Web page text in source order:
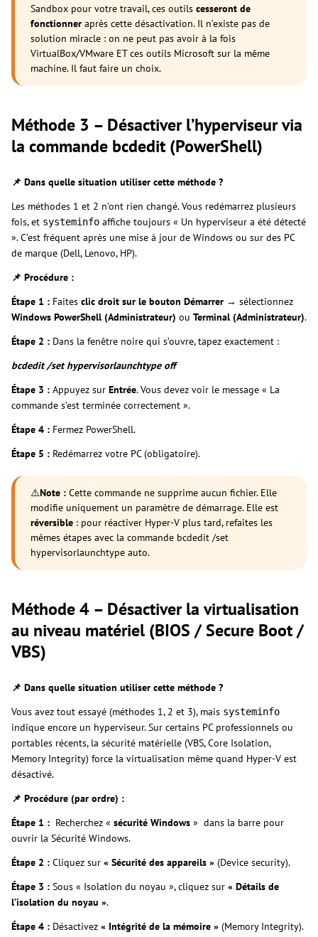
Sandbox pour votre travail, ces outils cesseront de
fonctionner après cette désactivation. Il n’existe pas de
solution miracle : on ne peut pas avoir à la fois
VirtualBox/VMware ET ces outils Microsoft sur la même
machine. Il faut faire un choix.
Méthode 3 – Désactiver l’hyperviseur via
la commande bcdedit (PowerShell)
📌 Dans quelle situation utiliser cette méthode ?
Les méthodes 1 et 2 n’ont rien changé. Vous redémarrez plusieurs
fois, et systeminfo affiche toujours « Un hyperviseur a été détecté
». C’est fréquent après une mise à jour de Windows ou sur des PC
de marque (Dell, Lenovo, HP).
📌 Procédure :
Étape 1 : Faites clic droit sur le bouton Démarrer → sélectionnez
Windows PowerShell (Administrateur) ou Terminal (Administrateur).
Étape 2 : Dans la fenêtre noire qui s’ouvre, tapez exactement :
bcdedit /set hypervisorlaunchtype off
Étape 3 : Appuyez sur Entrée. Vous devez voir le message « La
commande s’est terminée correctement ».
Étape 4 : Fermez PowerShell.
Étape 5 : Redémarrez votre PC (obligatoire).
⚠️Note : Cette commande ne supprime aucun fichier. Elle
modifie uniquement un paramètre de démarrage. Elle est
réversible : pour réactiver Hyper-V plus tard, refaites les
mêmes étapes avec la commande bcdedit /set
hypervisorlaunchtype auto.
Méthode 4 – Désactiver la virtualisation
au niveau matériel (BIOS / Secure Boot /
VBS)
📌 Dans quelle situation utiliser cette méthode ?
Vous avez tout essayé (méthodes 1, 2 et 3), mais systeminfo
indique encore un hyperviseur. Sur certains PC professionnels ou
portables récents, la sécurité matérielle (VBS, Core Isolation,
Memory Integrity) force la virtualisation même quand Hyper-V est
désactivé.
📌 Procédure (par ordre) :
Étape 1 : Recherchez « sécurité Windows » dans la barre pour
ouvrir la Sécurité Windows.
Étape 2 : Cliquez sur « Sécurité des appareils » (Device security).
Étape 3 : Sous « Isolation du noyau », cliquez sur « Détails de
l’isolation du noyau ».
Étape 4 : Désactivez « Intégrité de la mémoire » (Memory Integrity).